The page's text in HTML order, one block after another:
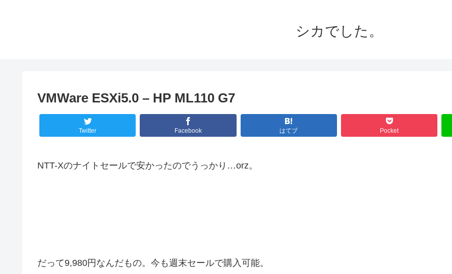
シカでした。
VMWare ESXi5.0 – HP ML110 G7
Twitter Facebook はてブ Pocket
NTT-Xのナイトセールで安かったのでうっかり…orz。
だって9,980円なんだもの。今も週末セールで購入可能。